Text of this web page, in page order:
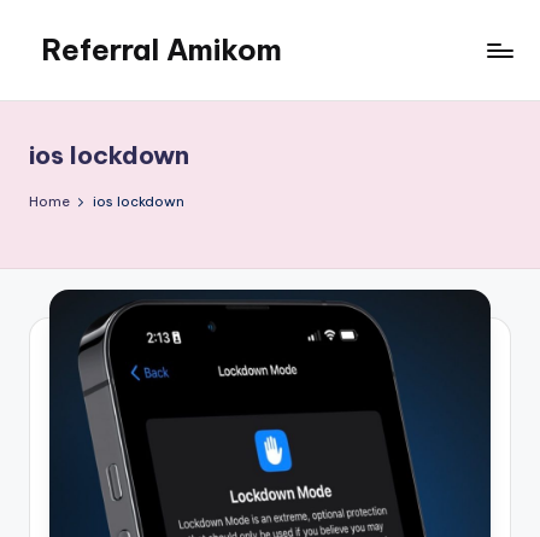
content
Referral Amikom
PMB
Amikom
190302278
ios lockdown
Home ios lockdown